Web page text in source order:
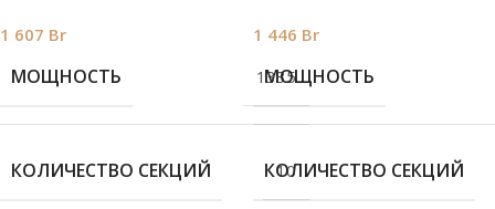
1 607 Br
МОЩНОСТЬ 1335
КОЛИЧЕСТВО СЕКЦИЙ 10
1 446 Br
МОЩНОСТЬ
КОЛИЧЕСТВО СЕКЦИЙ